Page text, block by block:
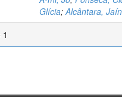
Glícia;Alcântara,